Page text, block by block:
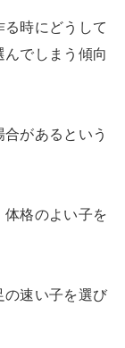
時にどうして
でしまう傾向
があるという
格のよい子を
の速い子を選び